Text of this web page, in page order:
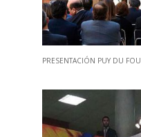
PRESENTACIÓN PUY DU FOU